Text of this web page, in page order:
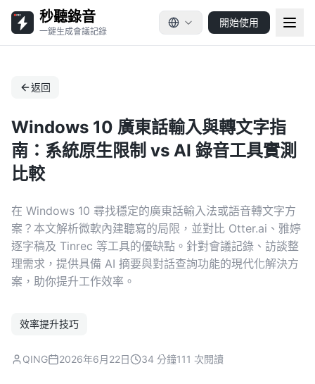
秒聽錄音
一鍵生成會議記錄
開始使用
返回
Windows 10 廣東話輸入與轉文字指
南：系統原生限制 vs AI 錄音工具實測
比較
在 Windows 10 尋找穩定的廣東話輸入法或語音轉文字方
案？本文解析微軟內建聽寫的局限，並對比 Otter.ai、雅婷
逐字稿及 Tinrec 等工具的優缺點。針對會議記錄、訪談整
理需求，提供具備 AI 摘要與對話查詢功能的現代化解決方
案，助你提升工作效率。
效率提升技巧
QING 2026年6月22日 34 分鐘111 次閱讀